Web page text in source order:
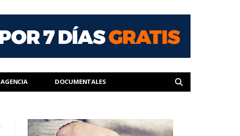
AGENCIA DOCUMENTALES